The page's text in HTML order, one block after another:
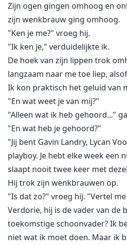
Zijn ogen gingen omhoog en
zijn wenkbrauw ging omhoog.
"Ken je me?" vroeg hij.
"Ik ken je," verduidelijkte ik.
De hoek van zijn lippen trok
langzaam naar me toe liep,
Ik kon praktisch het geluid van
"En wat weet je van mij?"
"Alleen wat ik heb gehoord..."
"En wat heb je gehoord?"
"Jij bent Gavin Landry, Lycan
playboy. Je hebt elke week een
slaapt nooit twee keer met
Hij trok zijn wenkbrauwen op.
"Is dat zo?" vroeg hij. "Vertel
Verdorie, hij is de vader van de
toekomstige schoonvader? Ik
niet wat ik moet doen. Maar ik